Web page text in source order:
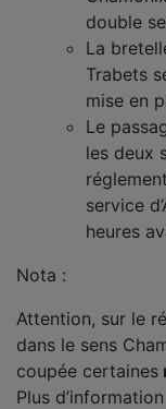
double
La
Trabets
mise en
Le
les deux
service
heures
Nota :
Attention, sur le
dans le sens
coupée certaines
Plus d’information